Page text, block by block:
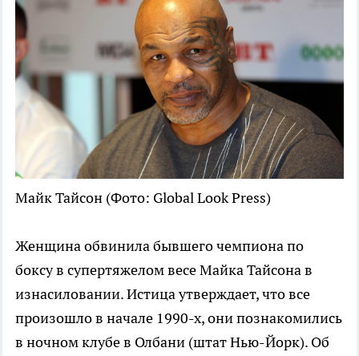
Майк Тайсон (Фото: Global Look Press)
Женщина обвинила бывшего чемпиона по
боксу в супертяжелом весе Майка Тайсона в
изнасиловании. Истица утверждает, что все
произошло в начале 1990-х, они познакомились
в ночном клубе в Олбани (штат Нью-Йорк). Об